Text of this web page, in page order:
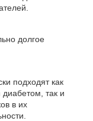
долгое
подходят как
так и
в их